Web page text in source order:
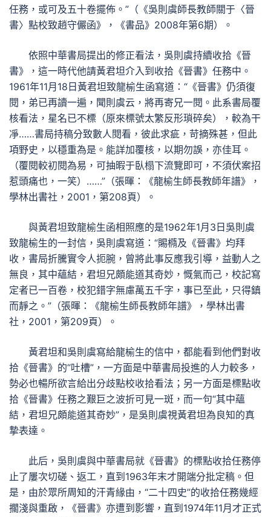
任務，或可及五十卷擺佈。”（《吳則虞師長教師關于〈晉
書〉點校致趙守儼函》，《書品》2008年第6期）。
依照中華書局提出的修正看法，吳則虞持續收拾《晉
書》，這一時代他請黃君坦介入到收拾《晉書》任務中。
1961年11月18日黃君坦致龍榆生函寫道：“《晉書》仍須復
閱，弟已再讀一遍，聞則虞云，將再寄兄一閱。此系書局覆
核看法，星名已不標（原來標號太繁反形瑣碎矣），較為干
凈……書局持稿分致數人閱看，彼此求疵，苛摘殊甚，但此
項野史，以穩重為是。能詳加覆核，以期勿誤，亦佳耳。
（覆閱較初閱為易，可抽暇于臥榻下流覽即可，不須伏案招
惹頭痛也，一笑）……”（張暉：《龍榆生師長教師年譜》，
學林出書社，2001，第208頁）。
與黃君坦致龍榆生函相照應的是1962年1月3日吳則虞
致龍榆生的一封信，吳則虞寫道：“賜橢及《晉書》均拜
收，書局折騰實令人扼腕，曾將此事反應我引導，益動人之
無良，其中蘊結，君坦兄頗能道其奇妙，慨氣而己，校記寫
定者已一百卷，校犯錯字無慮萬五千字，事已至此，只得鎮
而靜之。”（張暉：《龍榆生師長教師年譜》，學林出書
社，2001，第209頁）。
黃君坦和吳則虞寫給龍榆生的信中，都能看到他們對收
拾《晉書》的“吐槽”，一方面是中華書局投進的人力較多，
勢必也暢所欲言給出分歧點校收拾看法；另一方面是標點收
拾《晉書》任務之艱巨之波折可見一斑，而一句“其中蘊
結，君坦兄頗能道其奇妙”，是吳則虞視黃君坦為良知的真
摯表達。
此后，吳則虞與中華書局就《晉書》的標點收拾任務停
止了屢次切磋、返工，直到1963年末才開端分批定稿。但
是，由於眾所周知的汗青緣由，“二十四史”的收拾任務幾經
擱淺與重啟，《晉書》亦遭到影響，直到1974年11月才正式